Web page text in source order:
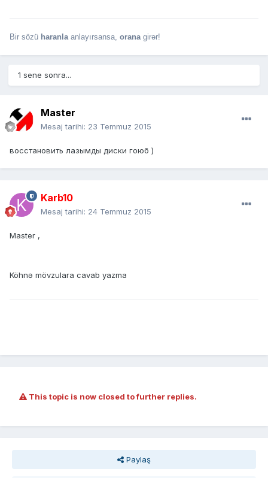
Bir sözü haranla anlayırsansa, orana girər!
1 sene sonra...
Master
Mesaj tarihi: 23 Temmuz 2015
восстановить лазымды диски гоюб )
Karb10
Mesaj tarihi: 24 Temmuz 2015
Master ,
Köhnə mövzulara cavab yazma
This topic is now closed to further replies.
Paylaş